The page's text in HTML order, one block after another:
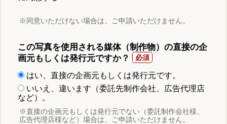
※同意いただけない場合は、ご申請いただけません。
この写真を使用される媒体（制作物）の直接の企
画元もしくは発行元ですか？
はい、直接の企画元もしくは発行元です。
いいえ、違います（委託先制作会社、広告代理店
など）。
※直接の企画元もしくは発行元でない（委託制作会社様、
広告代理店様など）場合は、ご申請いただけません。